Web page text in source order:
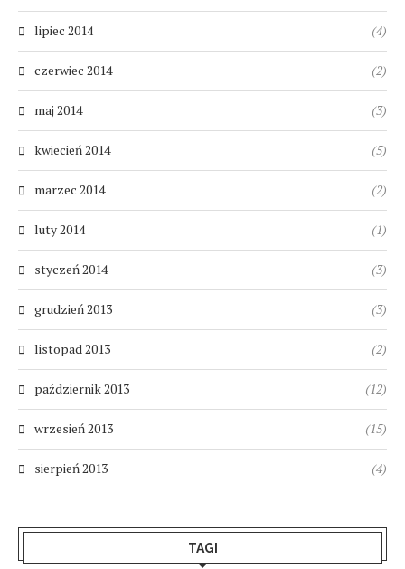
lipiec 2014 (4)
czerwiec 2014 (2)
maj 2014 (3)
kwiecień 2014 (5)
marzec 2014 (2)
luty 2014 (1)
styczeń 2014 (3)
grudzień 2013 (3)
listopad 2013 (2)
październik 2013 (12)
wrzesień 2013 (15)
sierpień 2013 (4)
TAGI